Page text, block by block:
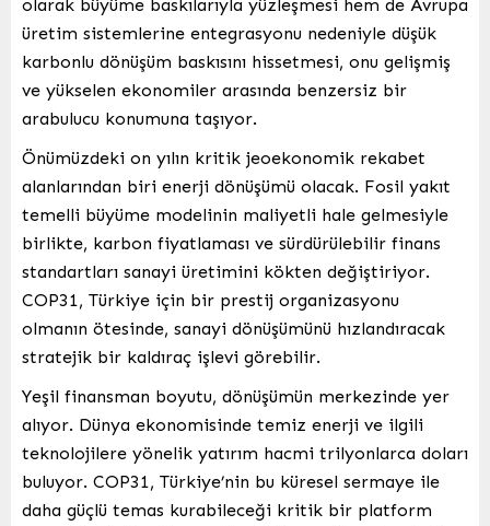
olarak büyüme baskılarıyla yüzleşmesi hem de Avrupa
üretim sistemlerine entegrasyonu nedeniyle düşük
karbonlu dönüşüm baskısını hissetmesi, onu gelişmiş
ve yükselen ekonomiler arasında benzersiz bir
arabulucu konumuna taşıyor.
Önümüzdeki on yılın kritik jeoekonomik rekabet
alanlarından biri enerji dönüşümü olacak. Fosil yakıt
temelli büyüme modelinin maliyetli hale gelmesiyle
birlikte, karbon fiyatlaması ve sürdürülebilir finans
standartları sanayi üretimini kökten değiştiriyor.
COP31, Türkiye için bir prestij organizasyonu
olmanın ötesinde, sanayi dönüşümünü hızlandıracak
stratejik bir kaldıraç işlevi görebilir.
Yeşil finansman boyutu, dönüşümün merkezinde yer
alıyor. Dünya ekonomisinde temiz enerji ve ilgili
teknolojilere yönelik yatırım hacmi trilyonlarca doları
buluyor. COP31, Türkiye’nin bu küresel sermaye ile
daha güçlü temas kurabileceği kritik bir platform